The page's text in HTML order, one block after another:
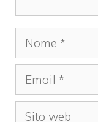
Nome
Email
Sito